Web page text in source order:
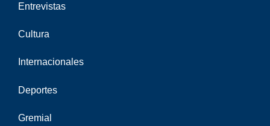
Entrevistas
Cultura
Internacionales
Deportes
Gremial